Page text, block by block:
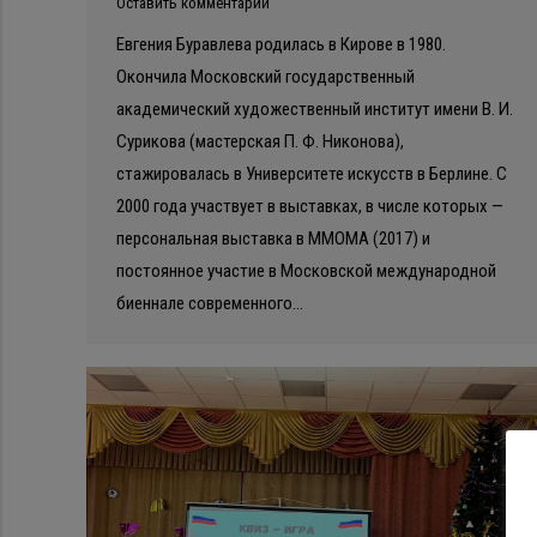
Евгения Буравлева родилась в Кирове в 1980.
Окончила Московский государственный
академический художественный институт имени В. И.
Сурикова (мастерская П. Ф. Никонова),
стажировалась в Университете искусств в Берлине. С
2000 года участвует в выставках, в числе которых —
персональная выставка в ММОМА (2017) и
постоянное участие в Московской международной
биеннале современного…